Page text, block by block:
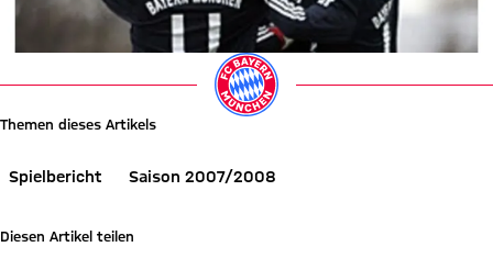
Themen dieses Artikels
Spielbericht Saison 2007/2008
Diesen Artikel teilen